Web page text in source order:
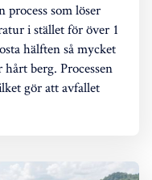
som löser
i stället för över 1
hälften så mycket
berg. Processen
gör att avfallet